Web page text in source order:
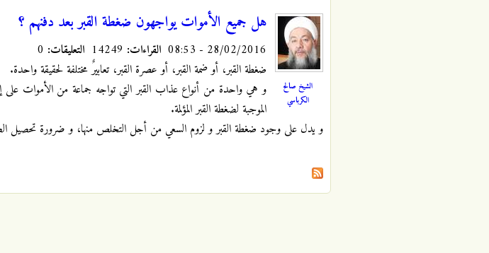
الشيخ صالح
الكرباسي
هل جميع الأموات يواجهون ضغطة القبر بعد دفنهم ؟
28/02/2016 - 08:53 القراءات: التعليقات:
ضغطة القبر، أو ضمة القبر، أو عصرة القبر، تعابيرٌ مختلفة لحقيقة واحدة.
و هي واحدة من أنواع عذاب القبر التي تواجه جماعة من
الموجبة لضغطة القبر المؤلمة.
و يدل على وجود ضغطة القبر و لزوم السعي من أجل التخلص منها، و ضرورة تحصيل